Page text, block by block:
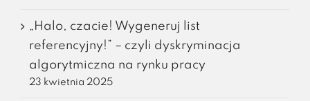
„Halo, czacie! Wygeneruj list
referencyjny!” – czyli dyskryminacja
algorytmiczna na rynku pracy
23 kwietnia 2025